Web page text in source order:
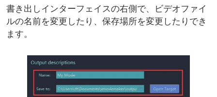
書き出しインターフェイスの右側で、ビデオファイ
ルの名前を変更したり、保存場所を変更したりでき
ます。